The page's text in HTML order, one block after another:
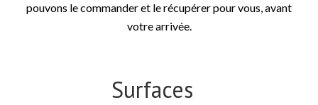
pouvons le commander et le récupérer pour vous, avant
votre arrivée.
Surfaces